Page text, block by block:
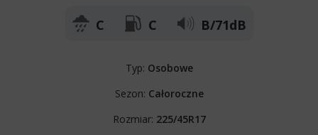
C C B/71dB
Typ: Osobowe
Sezon: Całoroczne
Rozmiar: 225/45R17